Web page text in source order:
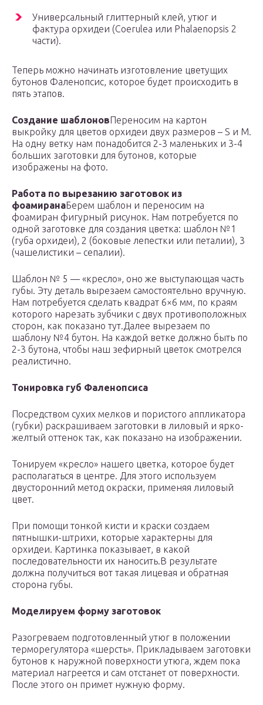
Универсальный глиттерный клей, утюг и
фактура орхидеи (Coerulea или Phalaenopsis 2
части).
Теперь можно начинать изготовление цветущих
бутонов Фаленопсис, которое будет происходить в
пять этапов.
Создание шаблоновПереносим на картон
выкройку для цветов орхидеи двух размеров – S и M.
На одну ветку нам понадобится 2-3 маленьких и 3-4
больших заготовки для бутонов, которые
изображены на фото.
Работа по вырезанию заготовок из
фоамиранаБерем шаблон и переносим на
фоамиран фигурный рисунок. Нам потребуется по
одной заготовке для создания цветка: шаблон №1
(губа орхидеи), 2 (боковые лепестки или петалии), 3
(чашелистики – сепалии).
Шаблон № 5 — «кресло», оно же выступающая часть
губы. Эту деталь вырезаем самостоятельно вручную.
Нам потребуется сделать квадрат 6×6 мм, по краям
которого нарезать зубчики с двух противоположных
сторон, как показано тут.Далее вырезаем по
шаблону №4 бутон. На каждой ветке должно быть по
2-3 бутона, чтобы наш зефирный цветок смотрелся
реалистично.
Тонировка губ Фаленопсиса
Посредством сухих мелков и пористого аппликатора
(губки) раскрашиваем заготовки в лиловый и ярко-
желтый оттенок так, как показано на изображении.
Тонируем «кресло» нашего цветка, которое будет
располагаться в центре. Для этого используем
двусторонний метод окраски, применяя лиловый
цвет.
При помощи тонкой кисти и краски создаем
пятнышки-штрихи, которые характерны для
орхидеи. Картинка показывает, в какой
последовательности их наносить.В результате
должна получиться вот такая лицевая и обратная
сторона губы.
Моделируем форму заготовок
Разогреваем подготовленный утюг в положении
терморегулятора «шерсть». Прикладываем заготовки
бутонов к наружной поверхности утюга, ждем пока
материал нагреется и сам отстанет от поверхности.
После этого он примет нужную форму.